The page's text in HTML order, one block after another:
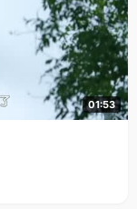
01:53